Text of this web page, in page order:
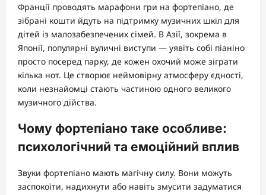
Франції проводять марафони гри на фортепіано, де
зібрані кошти йдуть на підтримку музичних шкіл для
дітей із малозабезпечених сімей. В Азії, зокрема в
Японії, популярні вуличні виступи — уявіть собі піаніно
просто посеред парку, де кожен охочий може зіграти
кілька нот. Це створює неймовірну атмосферу єдності,
коли незнайомці стають частиною одного великого
музичного дійства.
Чому фортепіано таке особливе:
психологічний та емоційний вплив
Звуки фортепіано мають магічну силу. Вони можуть
заспокоїти, надихнути або навіть змусити задуматися